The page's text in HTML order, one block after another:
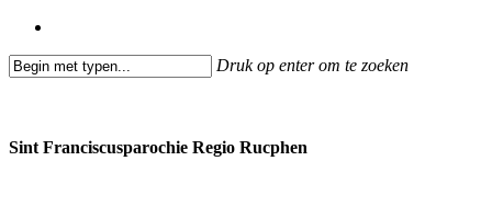
Druk op enter om te zoeken
Sint Franciscusparochie Regio Rucphen